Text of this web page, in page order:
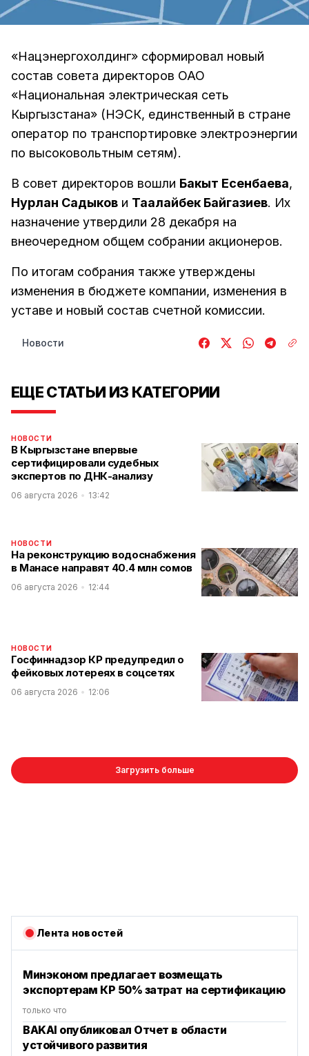
«Нацэнергохолдинг» сформировал новый
состав совета директоров ОАО
«Национальная электрическая сеть
Кыргызстана» (НЭСК, единственный в стране
оператор по транспортировке электроэнергии
по высоковольтным сетям).
В совет директоров вошли Бакыт Есенбаева,
Нурлан Садыков и Таалайбек Байгазиев. Их
назначение утвердили 28 декабря на
внеочередном общем собрании акционеров.
По итогам собрания также утверждены
изменения в бюджете компании, изменения в
уставе и новый состав счетной комиссии.
Новости
ЕЩЕ СТАТЬИ ИЗ КАТЕГОРИИ
НОВОСТИ
В Кыргызстане впервые
сертифицировали судебных
экспертов по ДНК-анализу
06 августа 2026 13:42
НОВОСТИ
На реконструкцию водоснабжения
в Манасе направят 40.4 млн сомов
06 августа 2026 12:44
НОВОСТИ
Госфиннадзор КР предупредил о
фейковых лотереях в соцсетях
06 августа 2026 12:06
Загрузить больше
Лента новостей
Минэконом предлагает возмещать
экспортерам КР 50% затрат на сертификацию
только что
BAKAI опубликовал Отчет в области
устойчивого развития